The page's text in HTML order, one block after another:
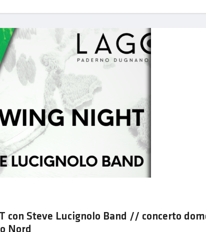
con Steve Lucignolo Band // concerto
Nord